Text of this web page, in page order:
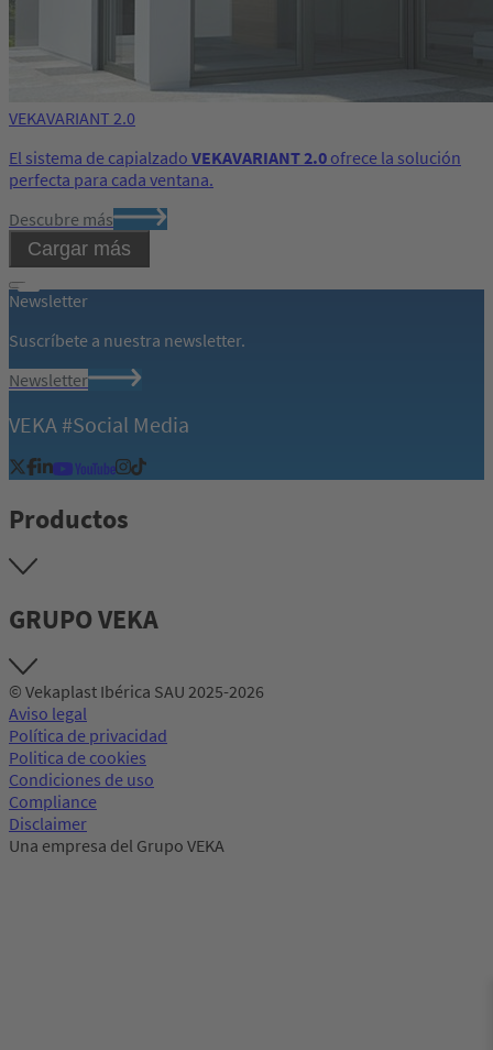
VEKAVARIANT 2.0
El sistema de capialzado VEKAVARIANT 2.0 ofrece la solución
perfecta para cada ventana.
Descubre más
Cargar más
Newsletter
Suscríbete a nuestra newsletter.
Newsletter
VEKA #Social Media
Productos
GRUPO VEKA
© Vekaplast Ibérica SAU 2025-2026
Aviso legal
Política de privacidad
Politica de cookies
Condiciones de uso
Compliance
Disclaimer
Una empresa del Grupo VEKA